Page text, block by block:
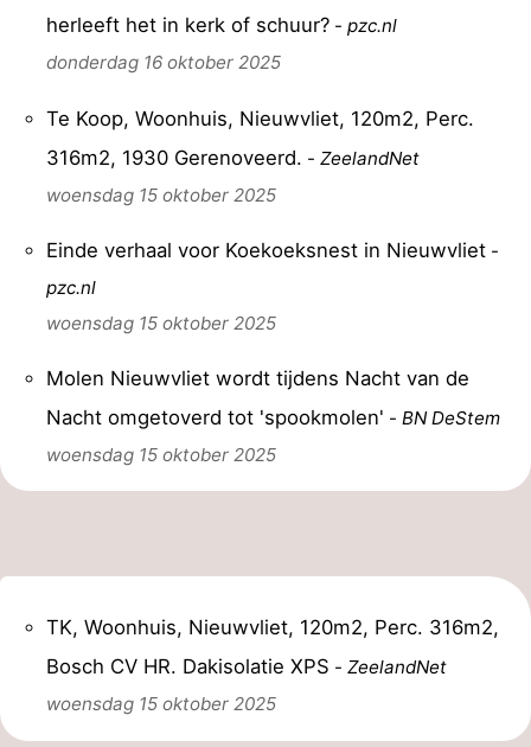
herleeft het in kerk of schuur? -pzc.nl
donderdag 16 oktober 2025
Te Koop, Woonhuis, Nieuwvliet, 120m2, Perc.
316m2, 1930 Gerenoveerd. -ZeelandNet
woensdag 15 oktober 2025
Einde verhaal voor Koekoeksnest in Nieuwvliet -
pzc.nl
woensdag 15 oktober 2025
Molen Nieuwvliet wordt tijdens Nacht van de
Nacht omgetoverd tot 'spookmolen' -BN DeStem
woensdag 15 oktober 2025
TK, Woonhuis, Nieuwvliet, 120m2, Perc. 316m2,
Bosch CV HR. Dakisolatie XPS -ZeelandNet
woensdag 15 oktober 2025